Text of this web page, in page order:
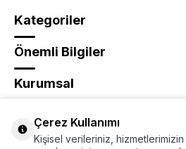
Kategoriler
Önemli Bilgiler
Kurumsal
Adres & İletişim
Çerez Kullanımı
Kişisel verileriniz,